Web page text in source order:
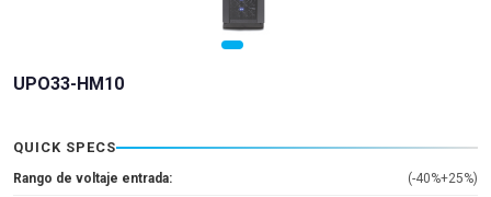
UPO33-HM10
QUICK SPECS
Rango de voltaje entrada: (-40%+25%)